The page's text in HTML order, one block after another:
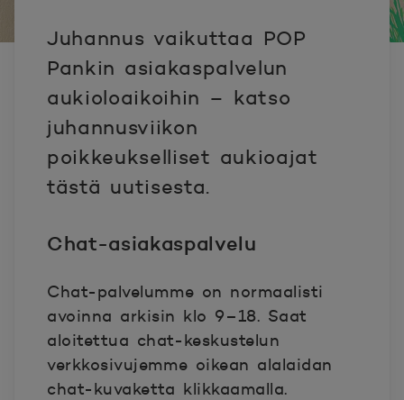
Juhannus vaikuttaa POP
Pankin asiakaspalvelun
aukioloaikoihin – katso
juhannusviikon
poikkeukselliset aukioajat
tästä uutisesta.
Chat-asiakaspalvelu
Chat-palvelumme on normaalisti
avoinna arkisin klo 9–18. Saat
aloitettua chat-keskustelun
verkkosivujemme oikean alalaidan
chat-kuvaketta klikkaamalla.